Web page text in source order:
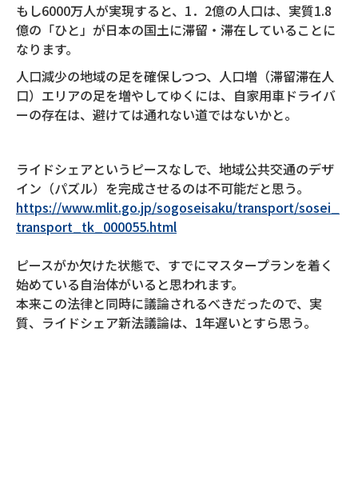
もし6000万人が実現すると、1．2億の人口は、実質1.8
億の「ひと」が日本の国土に滞留・滞在していることに
なります。
人口減少の地域の足を確保しつつ、人口増（滞留滞在人
口）エリアの足を増やしてゆくには、自家用車ドライバ
ーの存在は、避けては通れない道ではないかと。
ライドシェアというピースなしで、地域公共交通のデザ
イン（パズル）を完成させるのは不可能だと思う。
https://www.mlit.go.jp/sogoseisaku/transport/sosei_
transport_tk_000055.html
ピースがか欠けた状態で、すでにマスタープランを着く
始めている自治体がいると思われます。
本来この法律と同時に議論されるべきだったので、実
質、ライドシェア新法議論は、1年遅いとすら思う。